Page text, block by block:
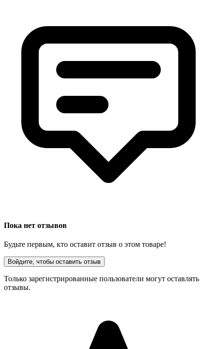
Пока нет отзывов
Будьте первым, кто оставит отзыв о этом товаре!
Войдите, чтобы оставить отзыв
Только зарегистрированные пользователи могут оставлять
отзывы.